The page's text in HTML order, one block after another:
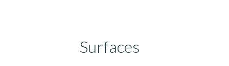
Surfaces